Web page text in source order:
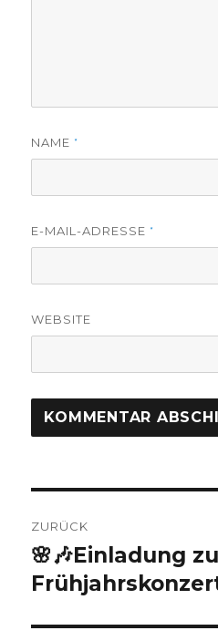
NAME *
E-MAIL-ADRESSE *
WEBSITE
ZURÜCK
Vorheriger
Beitrag:
🌸🎶Einladung